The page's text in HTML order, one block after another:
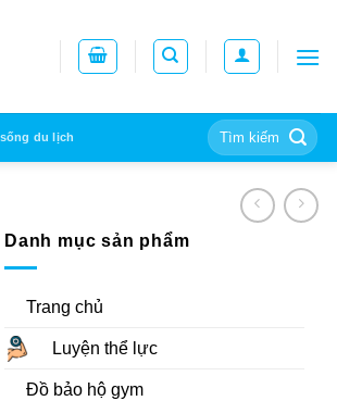
du lịch
Tìm
kiếm:
Danh mục sản phẩm
Trang chủ
Luyện thể lực
Đồ bảo hộ gym